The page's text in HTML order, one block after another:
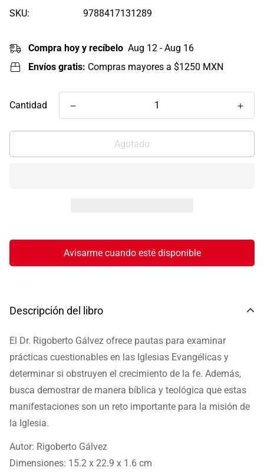
SKU: 9788417131289
Compra hoy y recíbelo Aug 12 - Aug 16
Envíos gratis: Compras mayores a $1250 MXN
Cantidad
Agotado
Avisarme cuando esté disponible
Descripción del libro
El Dr. Rigoberto Gálvez ofrece pautas para examinar
prácticas cuestionables en las Iglesias Evangélicas y
determinar si obstruyen el crecimiento de la fe. Además,
busca demostrar de manera bíblica y teológica que estas
manifestaciones son un reto importante para la misión de
la Iglesia.
Autor: Rigoberto Gálvez
Dimensiones: 15.2 x 22.9 x 1.6 cm